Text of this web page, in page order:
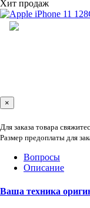
Хит продаж
×
Для заказа товара
Размер предоплаты для
Вопросы
Описание
Ваша техника